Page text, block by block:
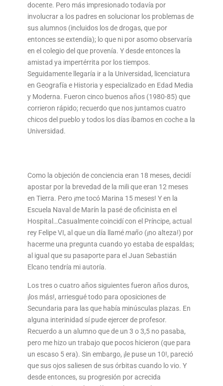
docente. Pero más impresionado todavía por
involucrar a los padres en solucionar los problemas de
sus alumnos (incluidos los de drogas, que por
entonces se extendía); lo que ni por asomo observaría
en el colegio del que provenía. Y desde entonces la
amistad ya impertérrita por los tiempos.
Seguidamente llegaría ir a la Universidad, licenciatura
en Geografía e Historia y especializado en Edad Media
y Moderna. Fueron cinco buenos años (1980-85) que
corrieron rápido; recuerdo que nos juntamos cuatro
chicos del pueblo y todos los días íbamos en coche a la
Universidad.
Como la objeción de conciencia eran 18 meses, decidí
apostar por la brevedad de la mili que eran 12 meses
en Tierra. Pero ¡me tocó Marina 15 meses! Y en la
Escuela Naval de Marín la pasé de oficinista en el
Hospital…Casualmente coincidí con el Príncipe, actual
rey Felipe VI, al que un día llamémaño (¡no alteza!) por
hacerme una pregunta cuando yo estaba de espaldas;
al igual que su pasaporte para el Juan Sebastián
Elcano tendría mi autoría.
Los tres o cuatro años siguientes fueron años duros,
¡los más!, arriesgué todo para oposiciones de
Secundaria para las que había minúsculas plazas. En
alguna interinidad sí pude ejercer de profesor.
Recuerdo a un alumno que de un 3 o 3,5 no pasaba,
pero me hizo un trabajo que pocos hicieron (que para
un escaso 5 era). Sin embargo, ¡le puse un 10!, pareció
que sus ojos saliesen de sus órbitas cuando lo vio. Y
desde entonces, su progresión por acrecida